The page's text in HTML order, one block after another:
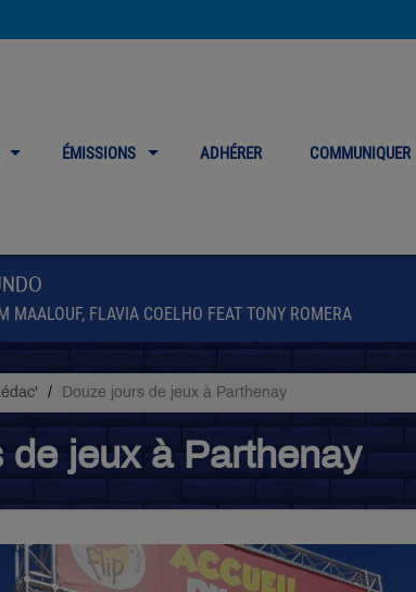
ÉMISSIONS ADHÉRER COMMUNIQUER
MAALOUF, FLAVIA COELHO FEAT TONY ROMERA
Douze jours de jeux à Parthenay
de jeux à Parthenay